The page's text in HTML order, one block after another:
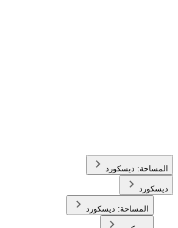
المساحة: ديسكورد
ديسكورد
المساحة: ديسكورد